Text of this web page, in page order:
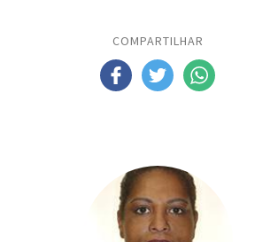
COMPARTILHAR